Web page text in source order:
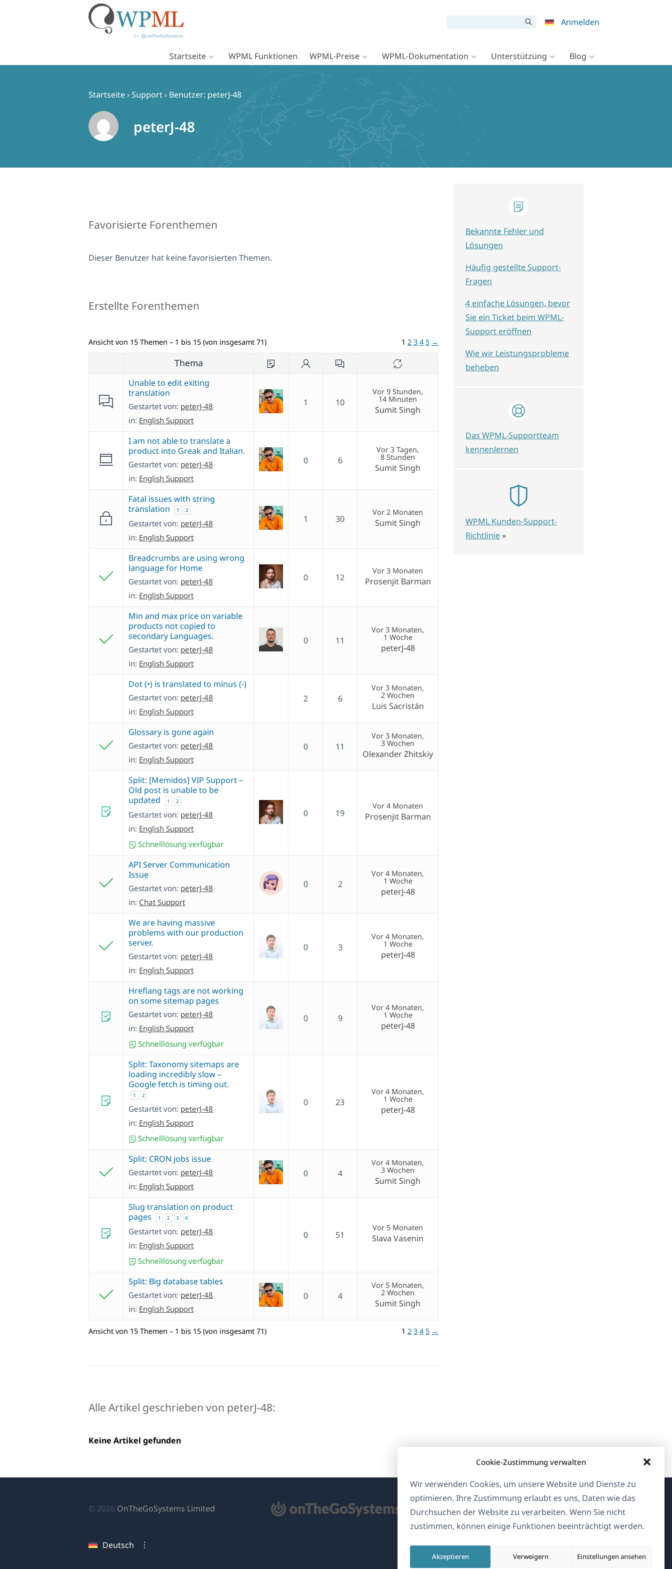
Cookie-Zustimmung verwalten
Wir verwenden Cookies, um unsere Website und Dienste zu
optimieren. Ihre Zustimmung erlaubt es uns, Daten wie das
Durchsuchen der Website zu verarbeiten. Wenn Sie nicht
zustimmen, können einige Funktionen beeinträchtigt werden.
Akzeptieren Verweigern Einstellungen ansehen
Anmelden
Startseite WPML Funktionen WPML-Preise WPML-Dokumentation Unterstützung Blog
Startseite›Support› Benutzer: peterJ-48
peterJ-48
Favorisierte Forenthemen
Dieser Benutzer hat keine favorisierten Themen.
Erstellte Forenthemen
Ansicht von 15 Themen – 1 bis 15 (von insgesamt 71) 1 2 3 4 5 →
Thema
Unable to edit exiting
translation
Gestartet von: peterJ-48
in: English Support
1 10
Vor 9 Stunden,
14 Minuten
Sumit Singh
I am not able to translate a
product into Greak and Italian.
Gestartet von: peterJ-48
in: English Support
0 6
Vor 3 Tagen,
8 Stunden
Sumit Singh
Fatal issues with string
translation
1 2
Gestartet von: peterJ-48
in: English Support
1 30
Vor 2 Monaten
Sumit Singh
Breadcrumbs are using wrong
language for Home
Gestartet von: peterJ-48
in: English Support
0 12
Vor 3 Monaten
Prosenjit Barman
Min and max price on variable
products not copied to
secondary Languages.
Gestartet von: peterJ-48
in: English Support
0 11
Vor 3 Monaten,
1 Woche
peterJ-48
Dot (•) is translated to minus (-)
Gestartet von: peterJ-48
in: English Support
2 6
Vor 3 Monaten,
2 Wochen
Luis Sacristán
Glossary is gone again
Gestartet von: peterJ-48
in: English Support
0 11
Vor 3 Monaten,
3 Wochen
Olexander Zhitskiy
Split: [Memidos] VIP Support –
Old post is unable to be
updated
1 2
Gestartet von: peterJ-48
in: English Support
Schnelllösung verfügbar
0 19
Vor 4 Monaten
Prosenjit Barman
API Server Communication
Issue
Gestartet von: peterJ-48
in: Chat Support
0 2
Vor 4 Monaten,
1 Woche
peterJ-48
We are having massive
problems with our production
server.
Gestartet von: peterJ-48
in: English Support
0 3
Vor 4 Monaten,
1 Woche
peterJ-48
Hreflang tags are not working
on some sitemap pages
Gestartet von: peterJ-48
in: English Support
Schnelllösung verfügbar
0 9
Vor 4 Monaten,
1 Woche
peterJ-48
Split: Taxonomy sitemaps are
loading incredibly slow –
Google fetch is timing out.
1 2
Gestartet von: peterJ-48
in: English Support
Schnelllösung verfügbar
0 23
Vor 4 Monaten,
1 Woche
peterJ-48
Split: CRON jobs issue
Gestartet von: peterJ-48
in: English Support
0 4
Vor 4 Monaten,
3 Wochen
Sumit Singh
Slug translation on product
pages
1 2 3 4
Gestartet von: peterJ-48
in: English Support
Schnelllösung verfügbar
0 51
Vor 5 Monaten
Slava Vasenin
Split: Big database tables
Gestartet von: peterJ-48
in: English Support
0 4
Vor 5 Monaten,
2 Wochen
Sumit Singh
Ansicht von 15 Themen – 1 bis 15 (von insgesamt 71) 1 2 3 4 5 →
Alle Artikel geschrieben von peterJ-48:
Keine Artikel gefunden
Bekannte Fehler und
Lösungen
Häufig gestellte Support-
Fragen
4 einfache Lösungen, bevor
Sie ein Ticket beim WPML-
Support eröffnen
Wie wir Leistungsprobleme
beheben
Das WPML-Supportteam
kennenlernen
WPML Kunden-Support-
Richtlinie »
© 2026 OnTheGoSystems Limited
Deutsch
Über WPML
DSGVO & Datenschutzrichtlinie
Unserem Team beitreten
in